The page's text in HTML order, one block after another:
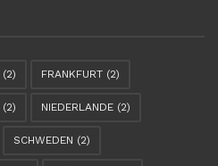
(2) FRANKFURT (2)
(2) NIEDERLANDE (2)
SCHWEDEN (2)